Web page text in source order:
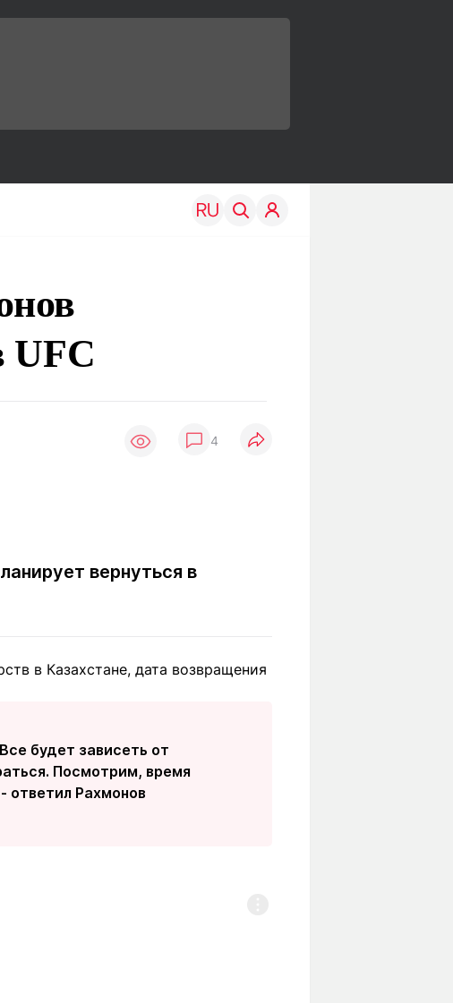
TRAVEL
Путевые
Учебные
UFC
4
вернуться в
в Казахстане, дата возвращения
будет зависеть от
Посмотрим, время
ответил Рахмонов